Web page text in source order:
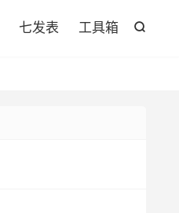

七发表 工具箱